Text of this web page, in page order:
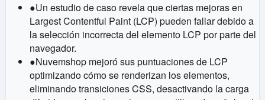
●Un estudio de caso revela que ciertas mejoras en
Largest Contentful Paint (LCP) pueden fallar debido a
la selección incorrecta del elemento LCP por parte del
navegador.
●Nuvemshop mejoró sus puntuaciones de LCP
optimizando cómo se renderizan los elementos,
eliminando transiciones CSS, desactivando la carga